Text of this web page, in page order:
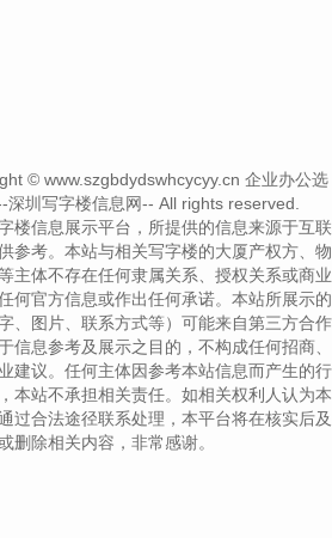
© www.szgbdydswhcycyy.cn 企业办公选
圳写字楼信息网-- All rights reserved.
楼信息展示平台，所提供的信息来源于互联
参考。本站与相关写字楼的大厦产权方、物
主体不存在任何隶属关系、授权关系或商业
何官方信息或作出任何承诺。本站所展示的
、图片、联系方式等）可能来自第三方合作
信息参考及展示之目的，不构成任何招商、
建议。任何主体因参考本站信息而产生的行
本站不承担相关责任。如相关权利人认为本
过合法途径联系处理，本平台将在核实后及
删除相关内容，非常感谢。